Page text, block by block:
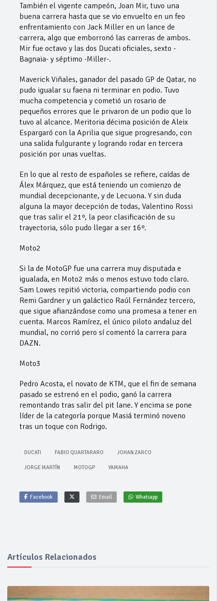
También el vigente campeón, Joan Mir, tuvo una
buena carrera hasta que se vio envuelto en un feo
enfrentamiento con Jack Miller en un lance de
carrera, algo que emborronó las carreras de ambos.
Mir fue octavo y las dos Ducati oficiales, sexto -
Bagnaia- y séptimo -Miller-.
Maverick Viñales, ganador del pasado GP de Qatar, no
pudo igualar su faena ni terminar en podio. Tuvo
mucha competencia y cometió un rosario de
pequeños errores que le privaron de un podio que lo
tuvo al alcance. Meritoria décima posición de Aleix
Espargaró con la Aprilia que sigue progresando, con
una salida fulgurante y logrando rodar en tercera
posición por unas vueltas.
En lo que al resto de españoles se refiere, caídas de
Álex Márquez, que está teniendo un comienzo de
mundial decepcionante, y de Lecuona. Y sin duda
alguna la mayor decepción de todas, Valentino Rossi
que tras salir el 21º, la peor clasificación de su
trayectoria, sólo pudo llegar a ser 16º.
Moto2
Si la de MotoGP fue una carrera muy disputada e
igualada, en Moto2 más o menos estuvo todo claro.
Sam Lowes repitió victoria, compartiendo podio con
Remi Gardner y un galáctico Raúl Fernández tercero,
que sigue afianzándose como una promesa a tener en
cuenta. Marcos Ramírez, el único piloto andaluz del
mundial, no corrió pero sí comentó la carrera para
DAZN.
Moto3
Pedro Acosta, el novato de KTM, que el fin de semana
pasado se estrenó en el podio, ganó la carrera
remontando tras salir del pit lane. Y encima se pone
líder de la categoría porque Masiá terminó noveno
tras un toque con Rodrigo.
DUCATI FABIO QUARTARARO JOHAN ZARCO
JORGE MARTÍN MOTOGP YAMAHA
Facebook Email Whatsapp
Artículos Relacionados